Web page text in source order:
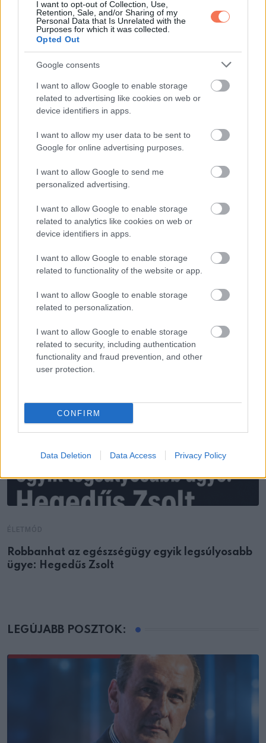
I want to opt-out of Collection, Use,
Retention, Sale, and/or Sharing of my
Personal Data that Is Unrelated with the
Purposes for which it was collected.
Opted Out
Google consents
I want to allow Google to enable storage
related to advertising like cookies on web or
device identifiers in apps.
I want to allow my user data to be sent to
Google for online advertising purposes.
I want to allow Google to send me
personalized advertising.
I want to allow Google to enable storage
related to analytics like cookies on web or
device identifiers in apps.
I want to allow Google to enable storage
related to functionality of the website or app.
I want to allow Google to enable storage
related to personalization.
I want to allow Google to enable storage
related to security, including authentication
functionality and fraud prevention, and other
user protection.
CONFIRM
Data Deletion Data Access Privacy Policy
Mészáros Lőrinc reagált Magyar Péter
állításaira: nem eladó a TV2, levélben
kereste meg a leendő miniszterelnököt
KÖVETKEZŐ POSZT
Ez a 3 születési dátum gyakran különösen
tiszta lelkű emberekhez kötődik
További bejegyzések
Robbanhat az egészségügy egyik legsúlyosabb
ügye: Hegedűs Zsolt
LEGÚJABB POSZTOK: